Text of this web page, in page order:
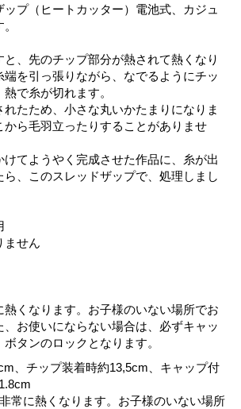
ップ（ヒートカッター）電池式、カジュ
、先のチップ部分が熱されて熱くなり
端を引っ張りながら、なでるようにチッ
で糸が切れます。
たため、小さな丸いかたまりになりま
から毛羽立ったりすることがありませ
けてようやく完成させた作品に、糸が出
、このスレッドザップで、処理しまし
ません
くなります。お子様のいない場所でお
お使いにならない場合は、必ずキャッ
タンのロックとなります。
、チップ装着時約13,5cm、キャップ付
常に熱くなります。お子様のいない場所